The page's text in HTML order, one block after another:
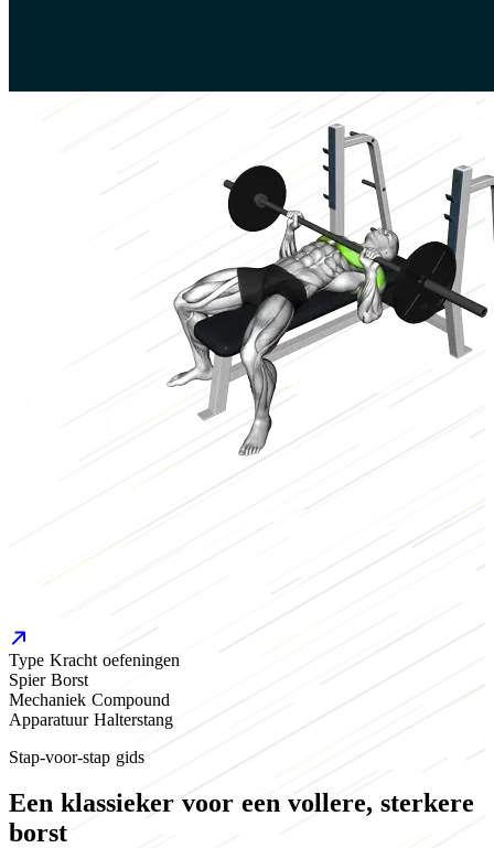
Type Kracht oefeningen
Spier Borst
Mechaniek Compound
Apparatuur Halterstang
Stap-voor-stap gids
Een klassieker voor een vollere, sterkere
borst